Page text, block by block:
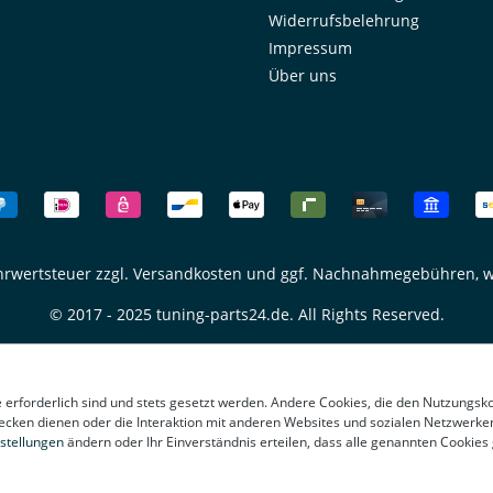
im
und
sichere Sichtbarkeit im
Straßenverkehr.Das Produkt
wird installationsfertig
geliefert – lediglich das
auch Design- und LED-
Rückleuchten sowie weiteres
Beleuchtungskomponenten.
Perfekte Passform passend
für Audi A4/S4 Limousine
Typ 8K E-Prüfzeichen – keine
Eintragung erforderlich
Originalgetreuer Look für
harmonisches
Erscheinungsbild Einfache
Widerrufsbelehrung
Impressum
Über uns
zzgl. Versandkosten und ggf. Nachnahmegebühren,
© 2017 - 2025 tuning-parts24.de. All Rights Reserved.
sind und stets gesetzt werden. Andere Cookies, die den
dienen oder die Interaktion mit anderen Websites und sozialen
ändern oder Ihr Einverständnis erteilen, dass alle genannten